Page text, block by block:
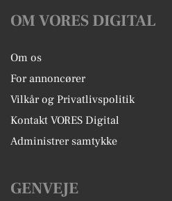
OM VORES DIGITAL
Om os
For annoncører
Vilkår og Privatlivspolitik
Kontakt VORES Digital
Administrer samtykke
GENVEJE